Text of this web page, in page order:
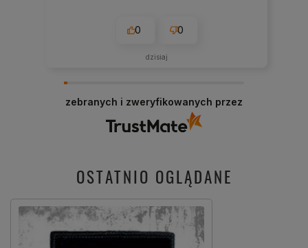
otrzymywałam na bieżąco.
0 0
dzisiaj
zebranych i zweryfikowanych przez
OSTATNIO OGLĄDANE